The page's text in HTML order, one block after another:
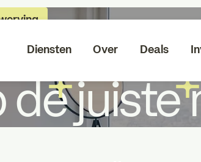
Diensten Over Deals
de juiste